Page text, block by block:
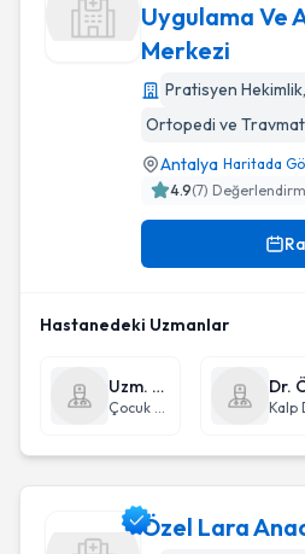
Uygulama Ve
Merkezi
Pratisyen Hekimlik,
Ortopedi ve
Antalya Haritada
4.9(7)
Hastanedeki Uzmanlar
Uzm. Dr. Erdem Elvan Yıldız
Çocuk Sağlığı ve Hastalıkları
Özel Lara